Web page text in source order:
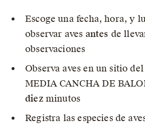
Escoge una fecha, hora, y
observar aves antes de
observaciones
Observa aves en un sitio
MEDIA CANCHA DE
diezminutos
Registra las especies de